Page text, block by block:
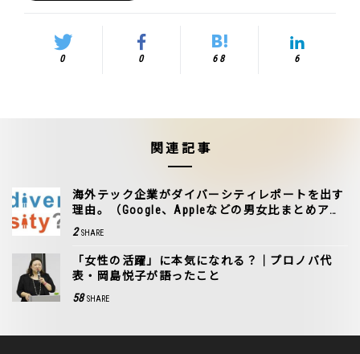
0 0 68 6
関連記事
海外テック企業がダイバーシティレポートを出す
理由。（Google、Appleなどの男女比まとめア
リ）
2 SHARE
「女性の活躍」に本気になれる？｜プロノバ代
表・岡島悦子が語ったこと
58 SHARE